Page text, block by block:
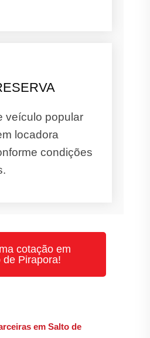
veículo popular
locadora
condições
cotação em
de Pirapora!
em Salto de